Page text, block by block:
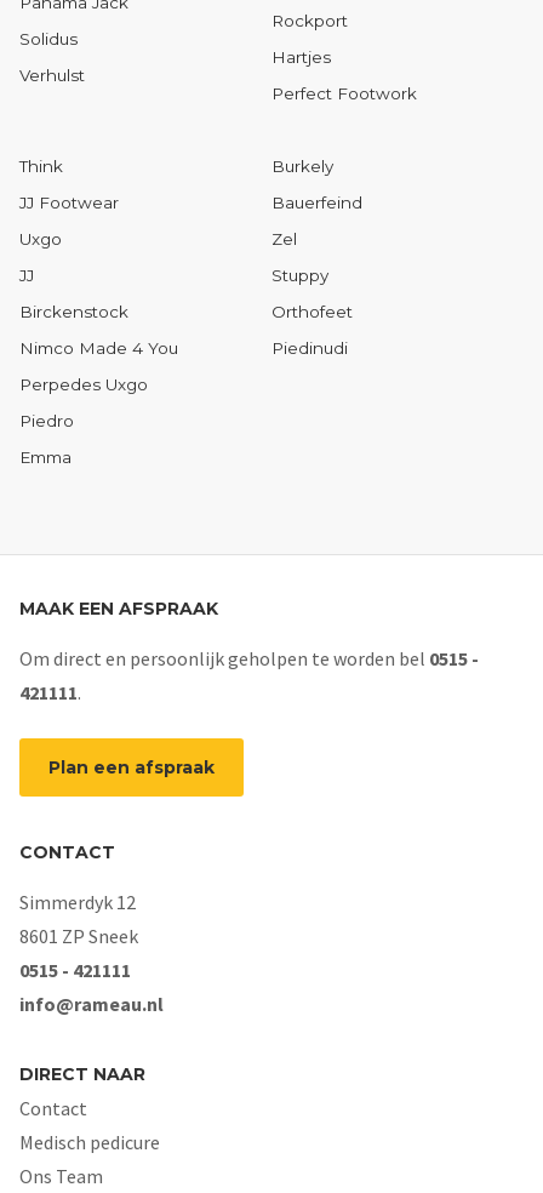
Solidus
Verhulst
Rockport
Hartjes
Perfect Footwork
Think
JJ Footwear
Uxgo
JJ
Birckenstock
Nimco Made 4 You
Perpedes Uxgo
Piedro
Emma
Burkely
Bauerfeind
Zel
Stuppy
Orthofeet
Piedinudi
MAAK EEN AFSPRAAK
Om direct en persoonlijk geholpen te worden bel 0515 -
421111.
Plan een afspraak
CONTACT
Simmerdyk 12
8601 ZP Sneek
0515 - 421111
info@rameau.nl
DIRECT NAAR
Contact
Medisch pedicure
Ons Team